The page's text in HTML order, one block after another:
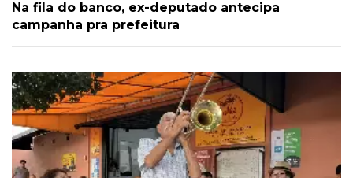
Na fila do banco, ex-deputado antecipa
campanha pra prefeitura